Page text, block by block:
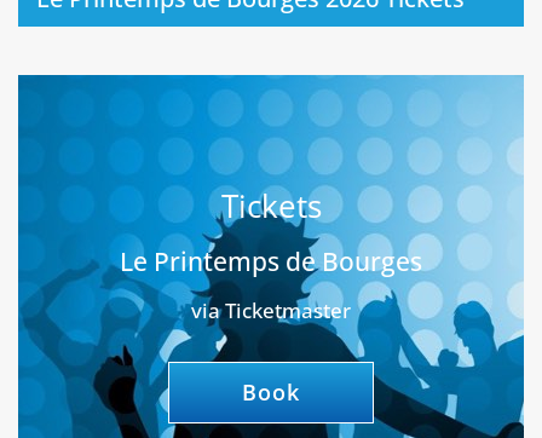
Tickets
Le Printemps de Bourges
via Ticketmaster
Book